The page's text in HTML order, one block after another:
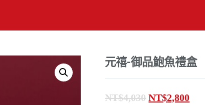
元禧-御品鮑魚禮盒
NT$4,030 原
NT$2,800目